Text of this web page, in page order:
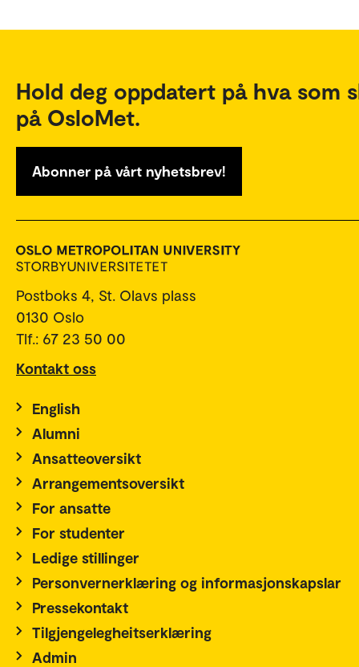
Hold deg oppdatert på hva som
på OsloMet.
Abonner på vårt nyhetsbrev!
Postboks 4, St. Olavs plass
0130 Oslo
Tlf.: 67 23 50 00
Kontakt oss
English
Alumni
Ansatteoversikt
Arrangementsoversikt
For ansatte
For studenter
Ledige stillinger
Personvernerklæring og informasjonskapslar
Pressekontakt
Tilgjengelegheitserklæring
Admin